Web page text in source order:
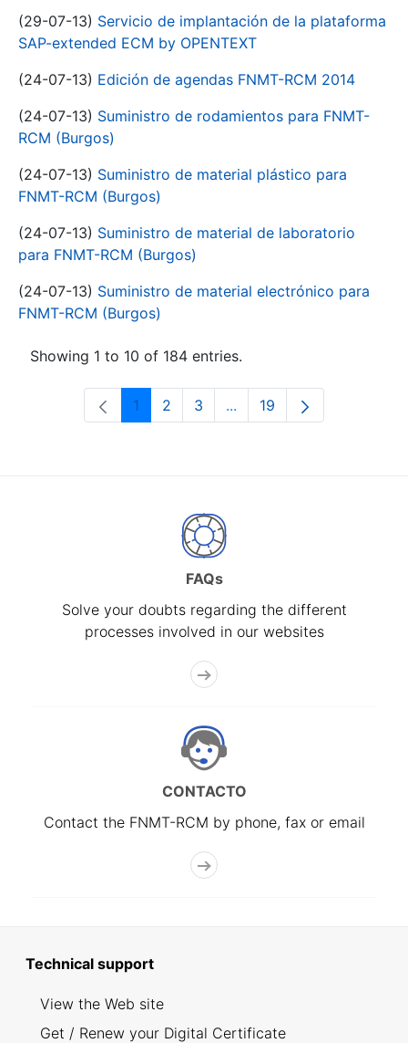
(29-07-13) Servicio de implantación de la plataforma
SAP-extended ECM by OPENTEXT
(24-07-13) Edición de agendas FNMT-RCM 2014
(24-07-13) Suministro de rodamientos para FNMT-
RCM (Burgos)
(24-07-13) Suministro de material plástico para
FNMT-RCM (Burgos)
(24-07-13) Suministro de material de laboratorio
para FNMT-RCM (Burgos)
(24-07-13) Suministro de material electrónico para
FNMT-RCM (Burgos)
Showing 1 to 10 of 184 entries.
Page
1 Page
2 Page
3 ...Intermediate Pages Use
Page
19
FAQs
Solve your doubts regarding the different
processes involved in our websites
CONTACTO
Contact the FNMT-RCM by phone, fax or email
Technical support
View the Web site
Get / Renew your Digital Certificate